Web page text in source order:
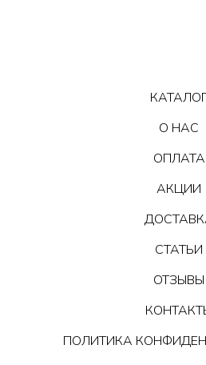
О НАС
ОПЛАТА
АКЦИИ
СТАТЬИ
ОТЗЫВЫ
ПОЛИТИКА